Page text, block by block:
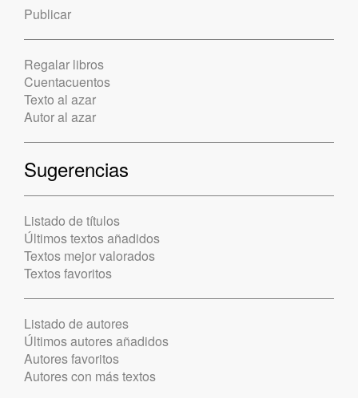
Publicar
Regalar libros
Cuentacuentos
Texto al azar
Autor al azar
Sugerencias
Listado de títulos
Últimos textos añadidos
Textos mejor valorados
Textos favoritos
Listado de autores
Últimos autores añadidos
Autores favoritos
Autores con más textos